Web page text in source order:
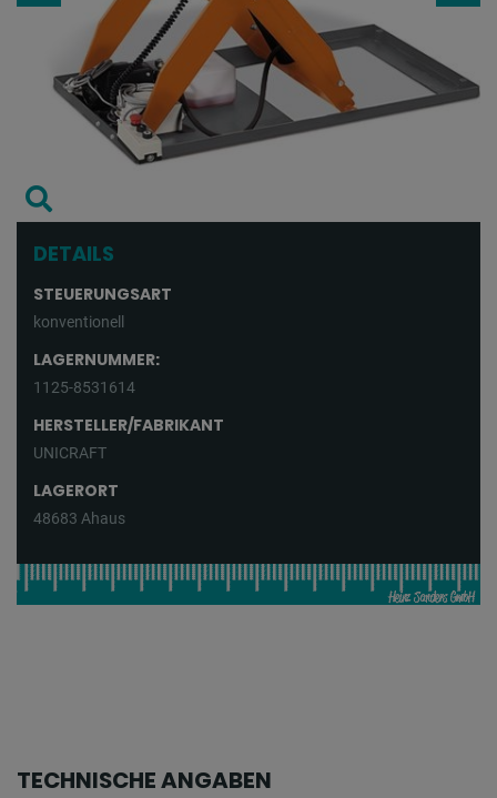
DETAILS
STEUERUNGSART
konventionell
LAGERNUMMER:
1125-8531614
HERSTELLER/FABRIKANT
UNICRAFT
LAGERORT
48683 Ahaus
TECHNISCHE ANGABEN